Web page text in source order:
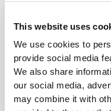
This website uses
We use cookies to
provide social media
We also share
our social media,
may combine it with